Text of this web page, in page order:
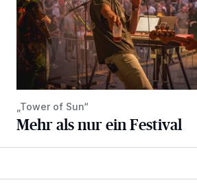
„Tower of Sun“
Mehr als nur ein Festival